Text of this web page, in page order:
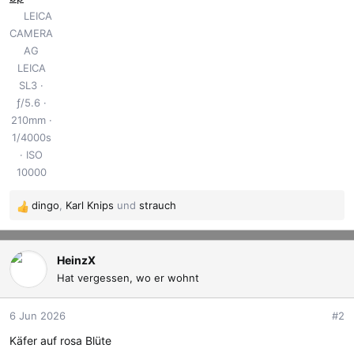
LEICA
CAMERA
AG
LEICA
SL3
ƒ/5.6
210mm
1/4000s
ISO
10000
R
e
a
k
n
e
dingo Karl Knips und strauch
HeinzX
Hat vergessen, wo er wohnt
6 Jun 2026 #2
Käfer auf rosa Blüte